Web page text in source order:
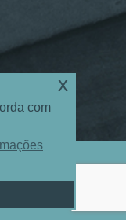
e Consultores.
com
x